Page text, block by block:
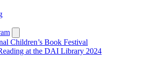
submenu
Children’s Book Festival
at the DAI Library 2024